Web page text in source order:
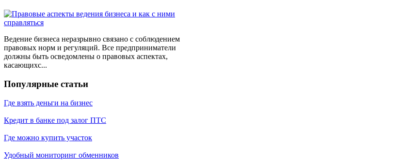
Ведение бизнеса неразрывно связано с соблюдением
правовых норм и регуляций. Все предприниматели
должны быть осведомлены о правовых аспектах,
касающихс...
Популярные статьи
Где взять деньги на бизнес
Кредит в банке под залог ПТС
Где можно купить участок
Удобный мониторинг обменников